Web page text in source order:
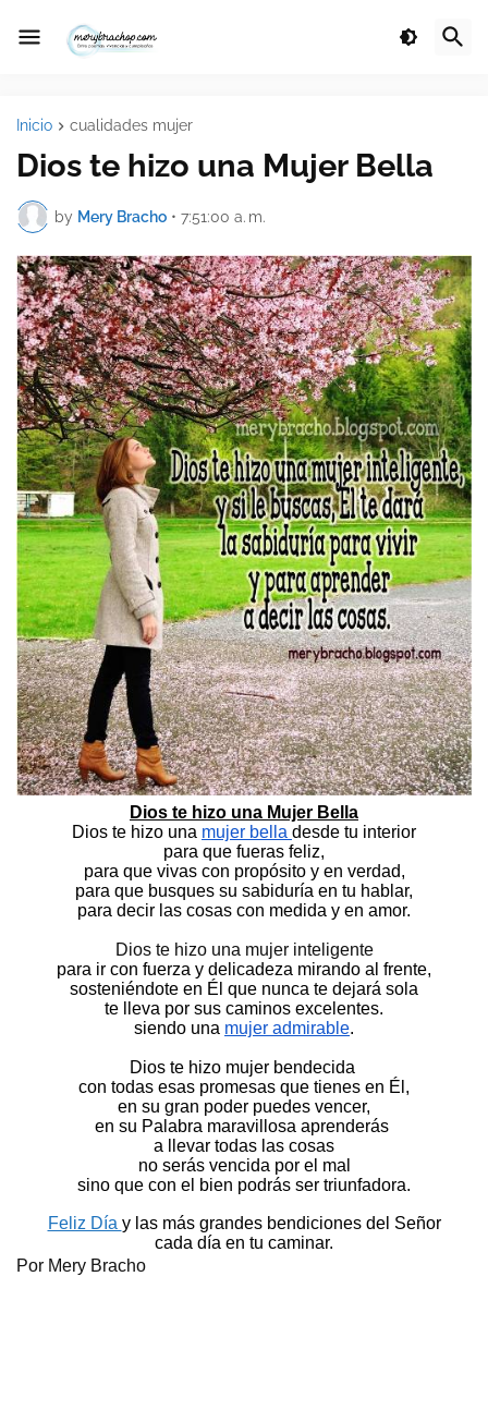
Inicio cualidades mujer
Dios te hizo una Mujer Bella
by Mery Bracho • 7:51:00 a. m.
Dios te hizo una Mujer Bella
Dios te hizo una mujer bella desde tu interior
para que fueras feliz,
para que vivas con propósito y en verdad,
para que busques su sabiduría en tu hablar,
para decir las cosas con medida y en amor.
Dios te hizo una mujer inteligente
para ir con fuerza y delicadeza mirando al frente,
sosteniéndote en Él que nunca te dejará sola
te lleva por sus caminos excelentes.
siendo una mujer admirable.
Dios te hizo mujer bendecida
con todas esas promesas que tienes en Él,
en su gran poder puedes vencer,
en su Palabra maravillosa aprenderás
a llevar todas las cosas
no serás vencida por el mal
sino que con el bien podrás ser triunfadora.
Feliz Día y las más grandes bendiciones del Señor
cada día en tu caminar.
Por Mery Bracho